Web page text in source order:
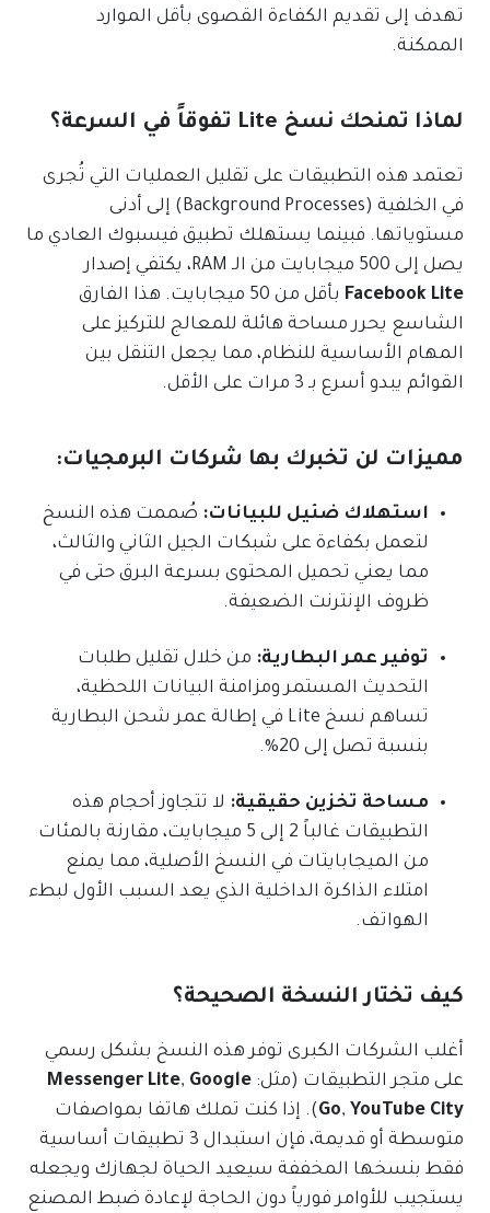
تهدف إلى تقديم الكفاءة القصوى بأقل الموارد
الممكنة.
لماذا تمنحك نسخ Lite تفوقاً في السرعة؟
تعتمد هذه التطبيقات على تقليل العمليات التي تُجرى
في الخلفية (Background Processes) إلى أدنى
مستوياتها. فبينما يستهلك تطبيق فيسبوك العادي ما
يصل إلى 500 ميجابايت من الـ RAM، يكتفي إصدار
Facebook Lite
بأقل من 50 ميجابايت. هذا الفارق
الشاسع يحرر مساحة هائلة للمعالج للتركيز على
المهام الأساسية للنظام، مما يجعل التنقل بين
القوائم يبدو أسرع بـ 3 مرات على الأقل.
مميزات لن تخبرك بها شركات البرمجيات:
استهلاك ضئيل للبيانات: صُممت هذه النسخ
لتعمل بكفاءة على شبكات الجيل الثاني والثالث،
مما يعني تحميل المحتوى بسرعة البرق حتى في
ظروف الإنترنت الضعيفة.
توفير عمر البطارية: من خلال تقليل طلبات
التحديث المستمر ومزامنة البيانات اللحظية،
تساهم نسخ Lite في إطالة عمر شحن البطارية
بنسبة تصل إلى 20%.
مساحة تخزين حقيقية: لا تتجاوز أحجام هذه
التطبيقات غالباً 2 إلى 5 ميجابايت، مقارنة بالمئات
من الميجابايتات في النسخ الأصلية، مما يمنع
امتلاء الذاكرة الداخلية الذي يعد السبب الأول لبطء
الهواتف.
كيف تختار النسخة الصحيحة؟
أغلب الشركات الكبرى توفر هذه النسخ بشكل رسمي
على متجر التطبيقات (مثل:
Messenger Lite, Google
Go, YouTube City
). إذا كنت تملك هاتفا بمواصفات
متوسطة أو قديمة، فإن استبدال 3 تطبيقات أساسية
فقط بنسخها المخففة سيعيد الحياة لجهازك ويجعله
يستجيب للأوامر فورياً دون الحاجة لإعادة ضبط المصنع